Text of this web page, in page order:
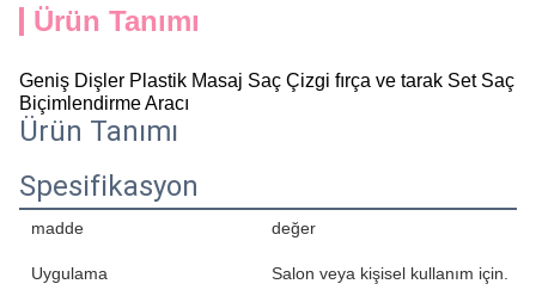
Ürün Tanımı
Geniş Dişler Plastik Masaj Saç Çizgi fırça ve tarak Set Saç
Biçimlendirme Aracı
Ürün Tanımı
Spesifikasyon
madde değer
Uygulama Salon veya kişisel kullanım için.